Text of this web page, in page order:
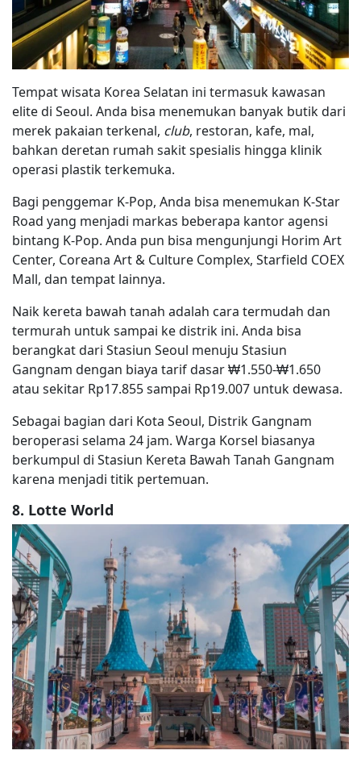
Tempat wisata Korea Selatan ini termasuk kawasan
elite di Seoul. Anda bisa menemukan banyak butik dari
merek pakaian terkenal, club, restoran, kafe, mal,
bahkan deretan rumah sakit spesialis hingga klinik
operasi plastik terkemuka.
Bagi penggemar K-Pop, Anda bisa menemukan K-Star
Road yang menjadi markas beberapa kantor agensi
bintang K-Pop. Anda pun bisa mengunjungi Horim Art
Center, Coreana Art & Culture Complex, Starfield COEX
Mall, dan tempat lainnya.
Naik kereta bawah tanah adalah cara termudah dan
termurah untuk sampai ke distrik ini. Anda bisa
berangkat dari Stasiun Seoul menuju Stasiun
Gangnam dengan biaya tarif dasar ₩1.550-₩1.650
atau sekitar Rp17.855 sampai Rp19.007 untuk dewasa.
Sebagai bagian dari Kota Seoul, Distrik Gangnam
beroperasi selama 24 jam. Warga Korsel biasanya
berkumpul di Stasiun Kereta Bawah Tanah Gangnam
karena menjadi titik pertemuan.
8. Lotte World